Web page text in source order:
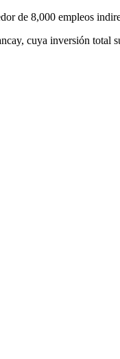
de 8,000 empleos
cuya inversión total